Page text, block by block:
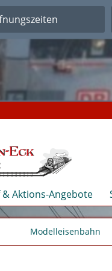
Aktions-Angebote
Modelleisenbahn